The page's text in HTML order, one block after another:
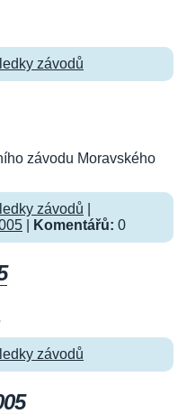
závodů
závodu Moravského
závodů
Komentářů: 0
závodů